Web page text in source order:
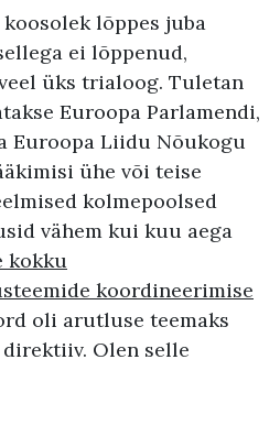
lõppes juba
ei lõppenud,
üks trialoog. Tuletan
Euroopa Parlamendi,
Euroopa Liidu Nõukogu
ühe või teise
kolmepoolsed
vähem kui kuu aega
kokku
koordineerimise
oli arutluse teemaks
Olen selle